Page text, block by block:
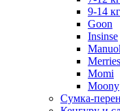
9-14 кг
Goon
Insinse
Merries
Momi
Moony
Сумка-